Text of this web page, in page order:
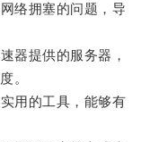
络拥塞的问题，导
提供的服务器，
。
用的工具，能够有